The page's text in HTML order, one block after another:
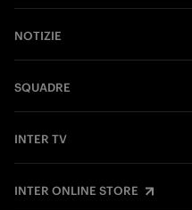
NOTIZIE
SQUADRE
INTER TV
INTER ONLINE STORE